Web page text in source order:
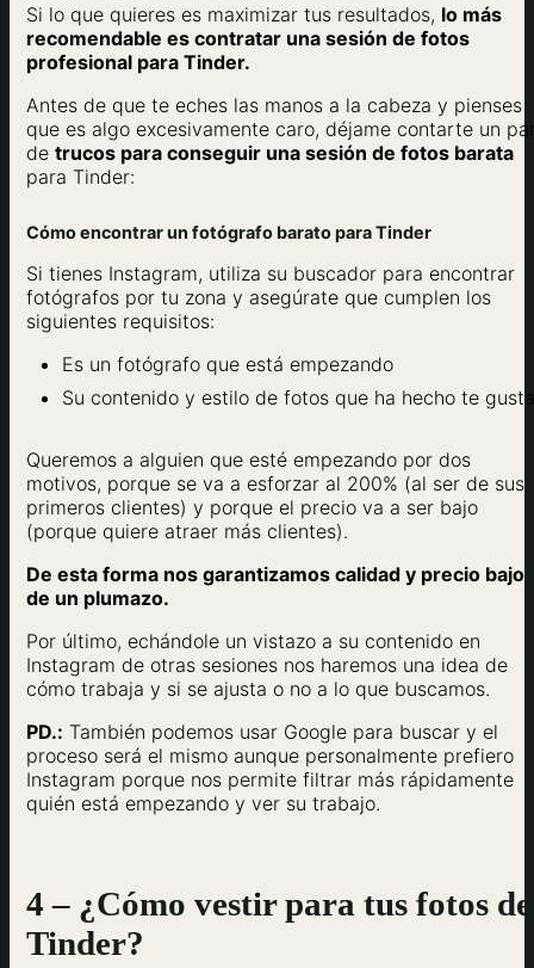
Si lo que quieres es maximizar tus resultados, lo más
recomendable es contratar una sesión de fotos
profesional para Tinder.
Antes de que te eches las manos a la cabeza y pienses
que es algo excesivamente caro, déjame contarte un
de trucos para conseguir una sesión de fotos barata
para Tinder:
Cómo encontrar un fotógrafo barato para Tinder
Si tienes Instagram, utiliza su buscador para encontrar
fotógrafos por tu zona y asegúrate que cumplen los
siguientes requisitos:
Es un fotógrafo que está empezando
Su contenido y estilo de fotos que ha hecho te gusta
Queremos a alguien que esté empezando por dos
motivos, porque se va a esforzar al 200% (al ser de sus
primeros clientes) y porque el precio va a ser bajo
(porque quiere atraer más clientes).
De esta forma nos garantizamos calidad y precio bajo
de un plumazo.
Por último, echándole un vistazo a su contenido en
Instagram de otras sesiones nos haremos una idea de
cómo trabaja y si se ajusta o no a lo que buscamos.
PD.: También podemos usar Google para buscar y el
proceso será el mismo aunque personalmente prefiero
Instagram porque nos permite filtrar más rápidamente
quién está empezando y ver su trabajo.
4 – ¿Cómo vestir para tus fotos de
Tinder?